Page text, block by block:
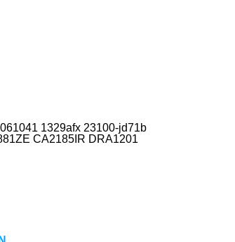
1329afx 23100-jd71b
CA2185IR DRA1201